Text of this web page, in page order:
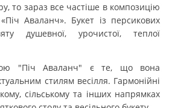
то зараз все частіше в композицію
Аваланч». Букет із персикових
душевної, урочистої, теплої
"Піч Аваланч" є те, що вона
стилям весілля. Гармонійні
сільському та інших напрямках